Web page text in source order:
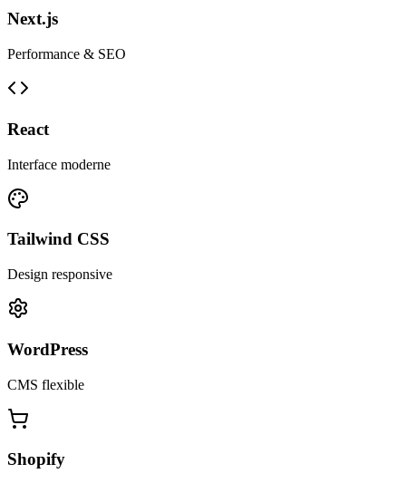
Next.js
Performance & SEO
React
Interface moderne
Tailwind CSS
Design responsive
WordPress
CMS flexible
Shopify